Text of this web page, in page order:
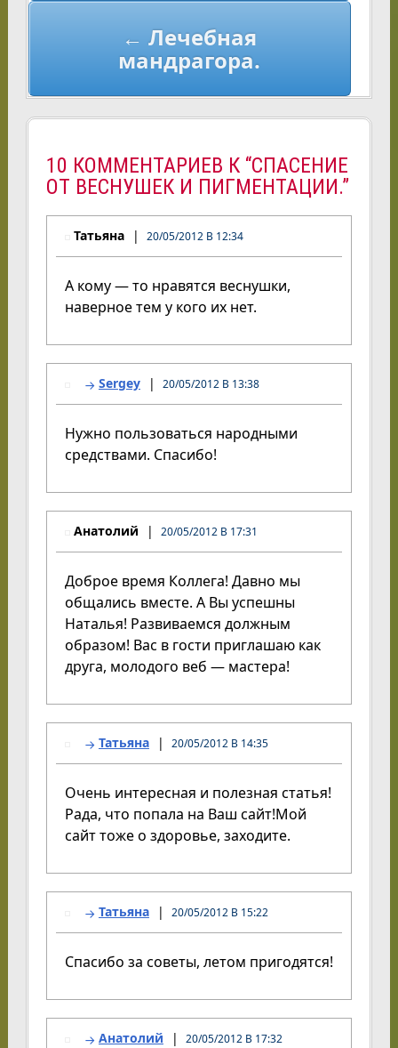
← Лечебная
мандрагора.
10 КОММЕНТАРИЕВ К “СПАСЕНИЕ
ОТ ВЕСНУШЕК И ПИГМЕНТАЦИИ.”
Татьяна 20/05/2012 В 12:34
А кому — то нравятся веснушки,
наверное тем у кого их нет.
Sergey 20/05/2012 В 13:38
Нужно пользоваться народными
средствами. Спасибо!
Анатолий 20/05/2012 В 17:31
Доброе время Коллега! Давно мы
общались вместе. А Вы успешны
Наталья! Развиваемся должным
образом! Вас в гости приглашаю как
друга, молодого веб — мастера!
Татьяна 20/05/2012 В 14:35
Очень интересная и полезная статья!
Рада, что попала на Ваш сайт!Мой
сайт тоже о здоровье, заходите.
Татьяна 20/05/2012 В 15:22
Спасибо за советы, летом пригодятся!
Анатолий 20/05/2012 В 17:32